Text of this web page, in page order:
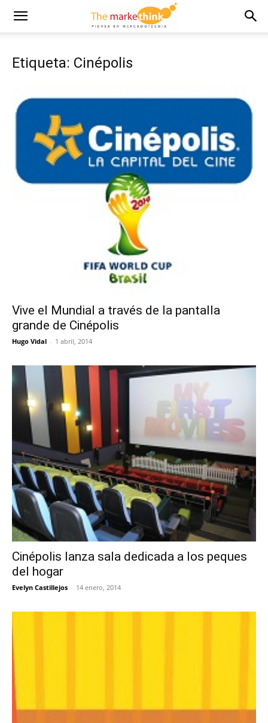
Etiqueta: Cinépolis
Vive el Mundial a través de la pantalla
grande de Cinépolis
Hugo Vidal - 1 abril, 2014
Cinépolis lanza sala dedicada a los peques
del hogar
Evelyn Castillejos - 14 enero, 2014